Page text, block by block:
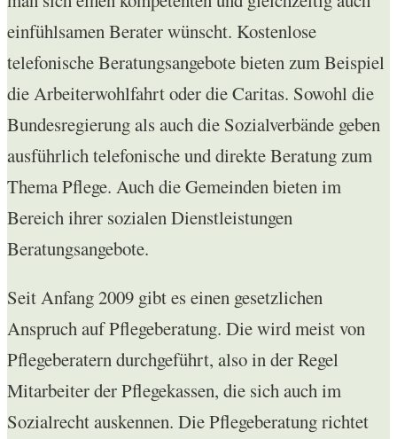
einfühlsamen Berater wünscht. Kostenlose
telefonische Beratungsangebote bieten zum Beispiel
die Arbeiterwohlfahrt oder die Caritas. Sowohl die
Bundesregierung als auch die Sozialverbände geben
ausführlich telefonische und direkte Beratung zum
Thema Pflege. Auch die Gemeinden bieten im
Bereich ihrer sozialen Dienstleistungen
Beratungsangebote.
Seit Anfang 2009 gibt es einen gesetzlichen
Anspruch auf Pflegeberatung. Die wird meist von
Pflegeberatern durchgeführt, also in der Regel
Mitarbeiter der Pflegekassen, die sich auch im
Sozialrecht auskennen. Die Pflegeberatung richtet